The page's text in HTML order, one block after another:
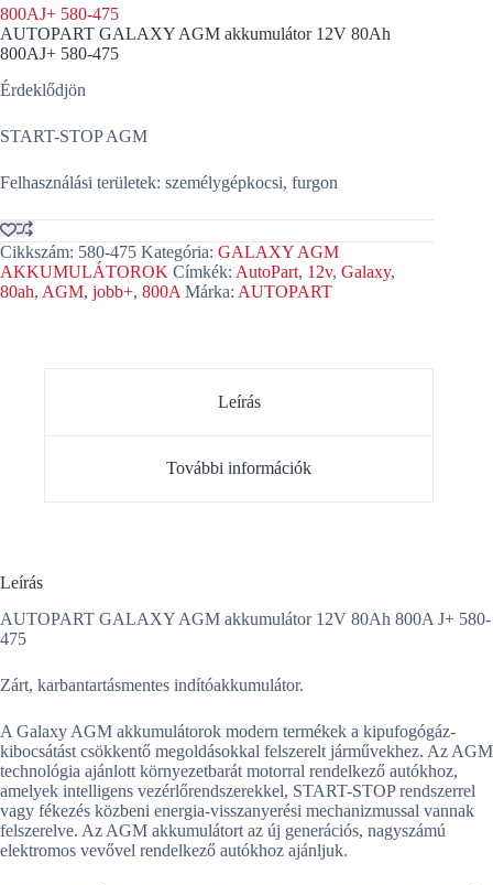
800AJ+ 580-475
AUTOPART GALAXY AGM akkumulátor 12V 80Ah
800AJ+ 580-475
Érdeklődjön
START-STOP AGM
Felhasználási területek: személygépkocsi, furgon
Cikkszám: 580-475 Kategória: GALAXY AGM
AKKUMULÁTOROK Címkék: AutoPart, 12v, Galaxy,
80ah, AGM, jobb+, 800A Márka: AUTOPART
Leírás
További információk
Leírás
AUTOPART GALAXY AGM akkumulátor 12V 80Ah 800A J+ 580-
475
Zárt, karbantartásmentes indítóakkumulátor.
A Galaxy AGM akkumulátorok modern termékek a kipufogógáz-
kibocsátást csökkentő megoldásokkal felszerelt járművekhez. Az AGM
technológia ajánlott környezetbarát motorral rendelkező autókhoz,
amelyek intelligens vezérlőrendszerekkel, START-STOP rendszerrel
vagy fékezés közbeni energia-visszanyerési mechanizmussal vannak
felszerelve. Az AGM akkumulátort az új generációs, nagyszámú
elektromos vevővel rendelkező autókhoz ajánljuk.